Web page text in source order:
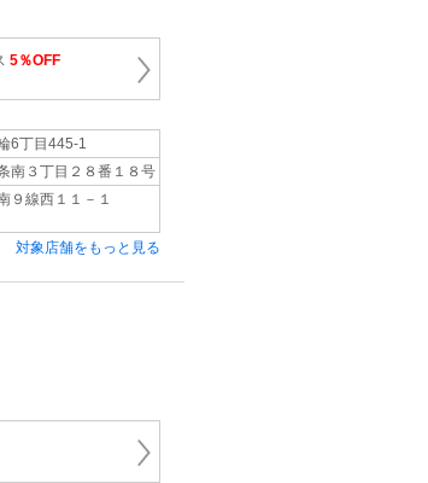
5％OFF
6丁目445-1
南３丁目２８番１８号
９線西１１－１
対象店舗をもっと見る